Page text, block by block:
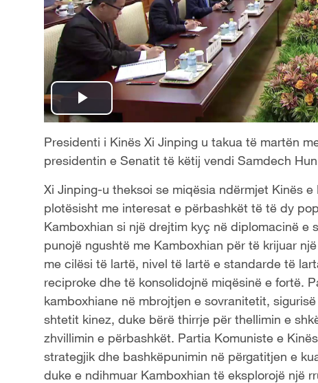
P
l
y
V
i
d
e
o
Presidenti i Kinës Xi Jinping u takua të martën
presidentin e Senatit të këtij vendi Samdech
Xi Jinping-u theksoi se miqësia ndërmjet Kinës
plotësisht me interesat e përbashkët të të dy
Kamboxhian si një drejtim kyç në diplomacinë
punojë ngushtë me Kamboxhian për të krijuar
me cilësi të lartë, nivel të lartë e standarde të
reciproke dhe të konsolidojnë miqësinë e fortë.
kamboxhiane në mbrojtjen e sovranitetit,
shtetit kinez, duke bërë thirrje për thellimin e
zhvillimin e përbashkët. Partia Komuniste e
strategjik dhe bashkëpunimin në përgatitjen e
duke e ndihmuar Kamboxhian të eksplorojë një